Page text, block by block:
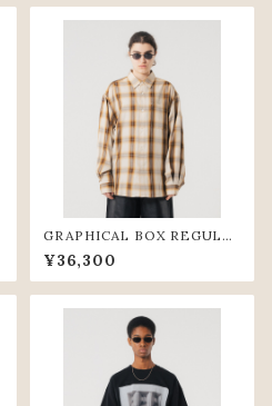
GRAPHICAL BOX REGULA
R SHIRTS (BGE)
¥36,300